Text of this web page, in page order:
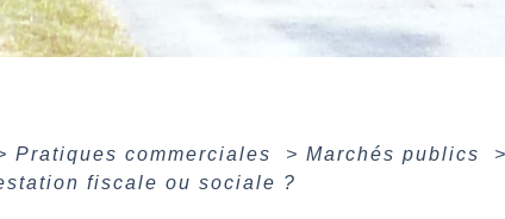
Pratiques commerciales > Marchés publics >
fiscale ou sociale ?